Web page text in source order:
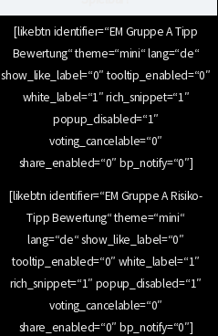
[likebtn identifier=“EM Gruppe A Tipp
Bewertung“ theme=“mini“ lang=“de“
show_like_label=“0″ tooltip_enabled=“0″
white_label=“1″ rich_snippet=“1″
popup_disabled=“1″
voting_cancelable=“0″
share_enabled=“0″ bp_notify=“0″]
[likebtn identifier=“EM Gruppe A Risiko-
Tipp Bewertung“ theme=“mini“
lang=“de“ show_like_label=“0″
tooltip_enabled=“0″ white_label=“1″
rich_snippet=“1″ popup_disabled=“1″
voting_cancelable=“0″
share_enabled=“0″ bp_notify=“0″]